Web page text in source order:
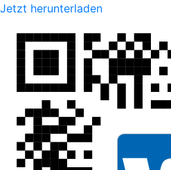
Jetzt herunterladen